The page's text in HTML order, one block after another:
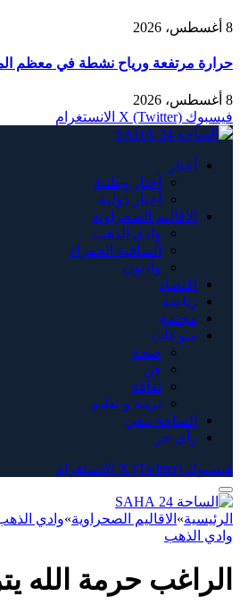
8 أغسطس، 2026
حرارة مرتفعة ورياح نشطة في معظم
8 أغسطس، 2026
فيسبوك X (Twitter) الانستغرام
أخبار
أخبار وطنية
أخبار دولية
الاقاليم الصحراوية
وادي الذهب
الساقية الحمراء
وادنون
اقتصاد
رياضة
مجتمع
منوعات
صحة
فن
ثقافة
تربية و تعليم
الساحة تيفي
رأي حر
فيسبوك X (Twitter) الانستغرام
الرئيسية» الاقاليم الصحراوية»وادي
وادي الذهب
الراغب حرمة الله